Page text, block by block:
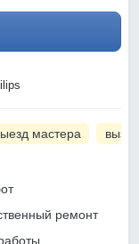
мастера
ремонт